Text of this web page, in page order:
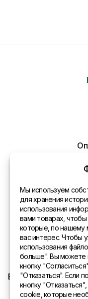
Напишите
EURO SITEX Latvia
Мы используем
для хранения
использования
вами товарах,
которые, по нашему
вас интерес. Чтобы
использования
больше". Вы можете
кнопку
"Отказаться". Если
кнопку
cookie, которые